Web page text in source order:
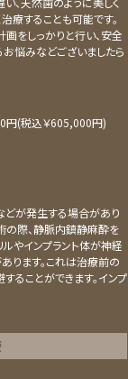
療することも可能です。
をしっかりと行い、安全
お悩みなどございましたら
円(税込￥605,000円)
どが発生する場合があり
の際、静脈内鎮静麻酔を
やインプラント体が神経
ります。これは治療前の
ることができます。インプ